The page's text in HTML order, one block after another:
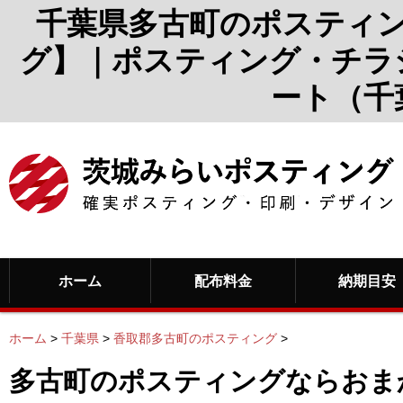
千葉県多古町のポスティ
グ】｜ポスティング・チ
ート（
ホーム 配布料金 納期目安
ホーム > 千葉県 > 香取郡多古町のポスティング >
多古町のポスティングならお